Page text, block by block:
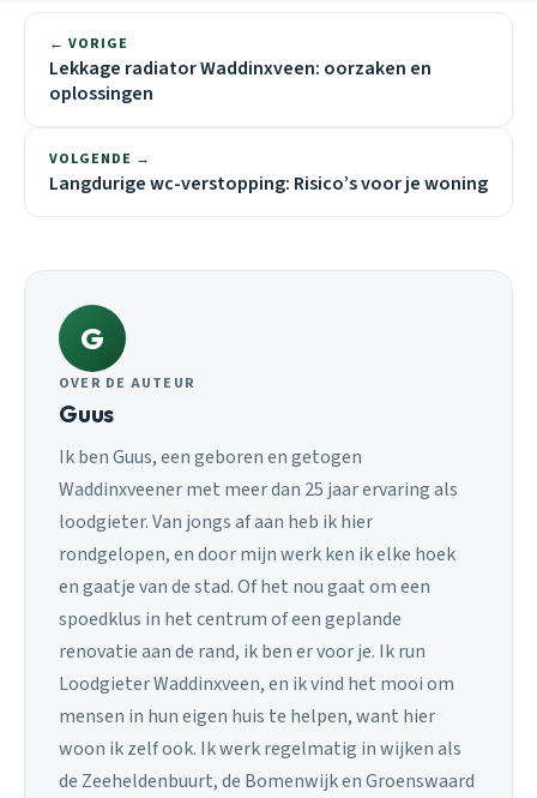
← VORIGE
Lekkage radiator Waddinxveen: oorzaken en
oplossingen
VOLGENDE →
Langdurige wc-verstopping: Risico’s voor je woning
G
OVER DE AUTEUR
Guus
Ik ben Guus, een geboren en getogen
Waddinxveener met meer dan 25 jaar ervaring als
loodgieter. Van jongs af aan heb ik hier
rondgelopen, en door mijn werk ken ik elke hoek
en gaatje van de stad. Of het nou gaat om een
spoedklus in het centrum of een geplande
renovatie aan de rand, ik ben er voor je. Ik run
Loodgieter Waddinxveen, en ik vind het mooi om
mensen in hun eigen huis te helpen, want hier
woon ik zelf ook. Ik werk regelmatig in wijken als
de Zeeheldenbuurt, de Bomenwijk en Groenswaard